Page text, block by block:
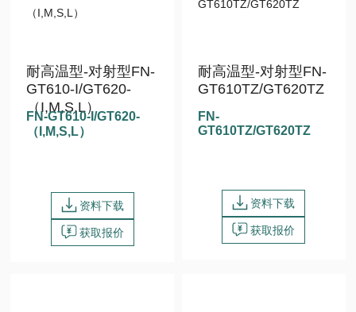
耐高温型-对射型FN-
GT610-I/GT620-
（I,M,S,L）
FN-GT610-I/GT620-
（I,M,S,L）
资料下载
获取报价
耐高温型-对射型FN-
GT610TZ/GT620TZ
FN-
GT610TZ/GT620TZ
资料下载
获取报价